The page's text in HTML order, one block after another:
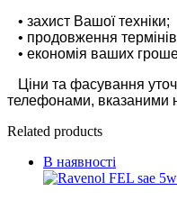
• захист Вашої техніки;
• продовження термінів
• економія ваших
Ціни та фасування
телефонами, вказаними
Related products
В наявності